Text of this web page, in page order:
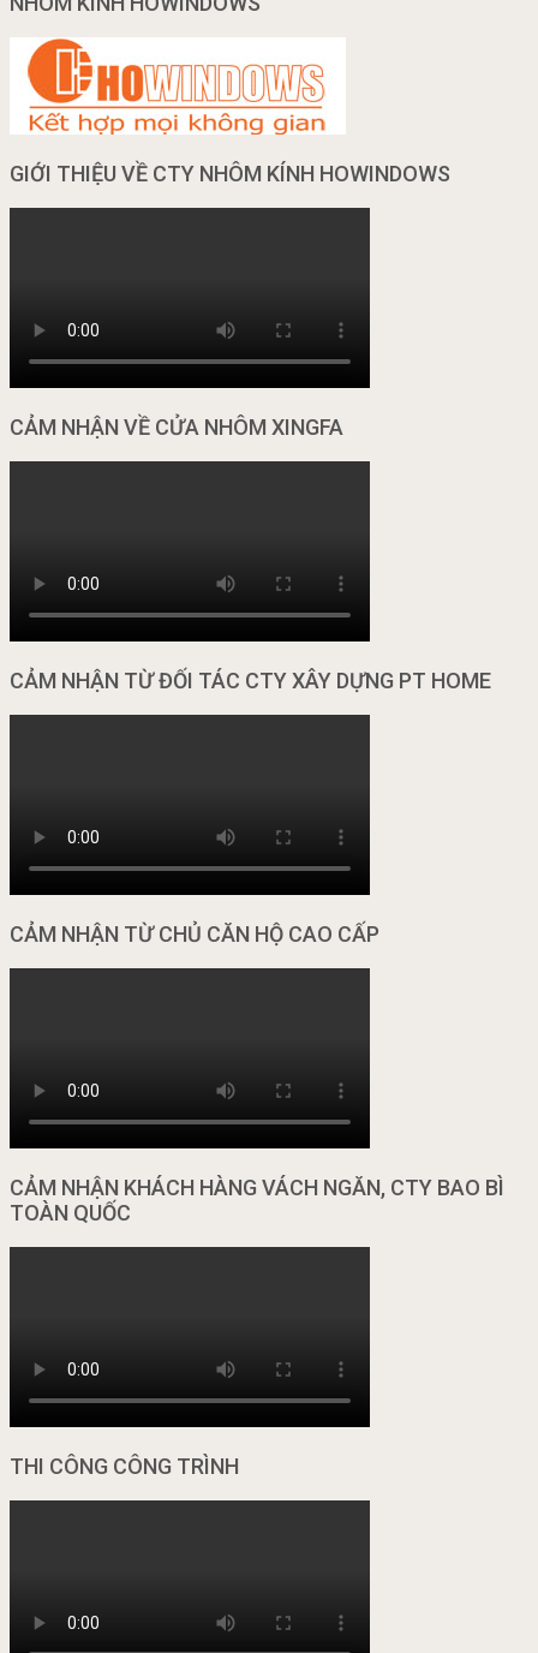
GIỚI THIỆU VỀ CTY NHÔM KÍNH HOWINDOWS
CẢM NHẬN VỀ CỬA NHÔM XINGFA
CẢM NHẬN TỪ ĐỐI TÁC CTY XÂY DỰNG PT HOME
CẢM NHẬN TỪ CHỦ CĂN HỘ CAO CẤP
CẢM NHẬN KHÁCH HÀNG VÁCH NGĂN, CTY BAO BÌ
TOÀN QUỐC
THI CÔNG CÔNG TRÌNH